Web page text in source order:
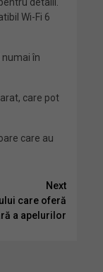
Wi-Fi 6
în
care pot
care au
Next
care oferă
a apelurilor